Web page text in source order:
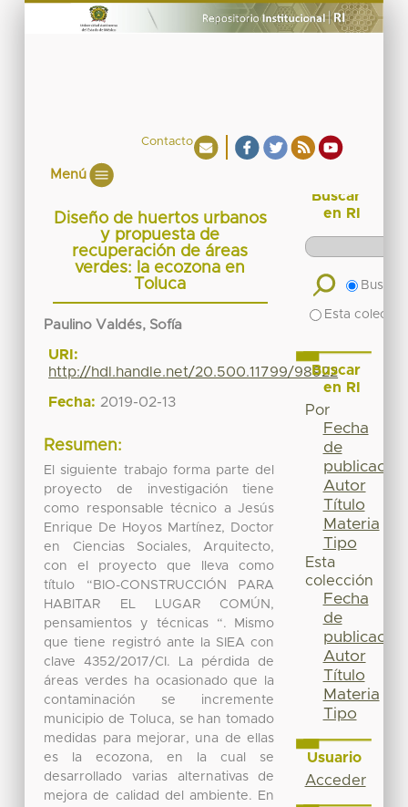
Contacto
Menú
Diseño de huertos urbanos
y propuesta de
recuperación de áreas
verdes: la ecozona en
Toluca
Paulino Valdés, Sofía
URI:
http://hdl.handle.net/20.500.11799/98922
Fecha: 2019-02-13
Resumen:
El siguiente trabajo forma parte del
proyecto de investigación tiene
como responsable técnico a Jesús
Enrique De Hoyos Martínez, Doctor
en Ciencias Sociales, Arquitecto,
con el proyecto que lleva como
título “BIO-CONSTRUCCIÓN PARA
HABITAR EL LUGAR COMÚN,
pensamientos y técnicas “. Mismo
que tiene registró ante la SIEA con
clave 4352/2017/CI. La pérdida de
áreas verdes ha ocasionado que la
contaminación se incremente
municipio de Toluca, se han tomado
medidas para mejorar, una de ellas
es la ecozona, en la cual se
desarrollado varias alternativas de
mejora de calidad del ambiente. En
Buscar
en RI
Buscar
Esta
Buscar
en RI
Por
Fecha
de
publicación
Autor
Título
Materia
Tipo
Esta
colección
Fecha
de
publicación
Autor
Título
Materia
Tipo
Usuario
Acceder